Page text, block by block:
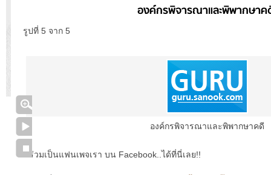
องค์กรพิจารณาและพิพากษา
รูปที่ 5 จาก 5
องค์กรพิจารณาและพิพากษาคดี
ร่วมเป็นแฟนเพจเรา บน Facebook..ได้ที่นี่เลย!!